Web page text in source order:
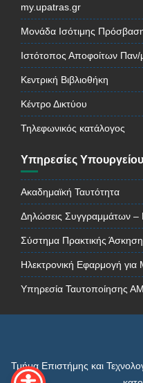
my.upatras.gr
Μονάδα Ισότιμης
Ιστότοπος Αποφοίτων
Κεντρική Βιβλιοθήκη
Κέντρο Δικτύου
Τηλεφωνικός κατάλογος
Υπηρεσίες Υπουργείου
Ακαδημαϊκή Ταυτότητα
Δηλώσεις Συγγραμμάτων –
Σύστημα Πρακτικής
Ηλεκτρονική Εφαρμογή για
Υπηρεσία Ταυτοποίησης
Τμήμα Επιστήμης και